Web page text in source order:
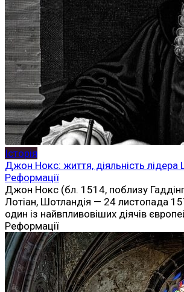
Історія
Джон Нокс: життя, діяльність лідера
Реформації
Джон Нокс (бл. 1514, поблизу
Лотіан, Шотландія — 24 листопада
один із найвпливовіших діячів
Реформації